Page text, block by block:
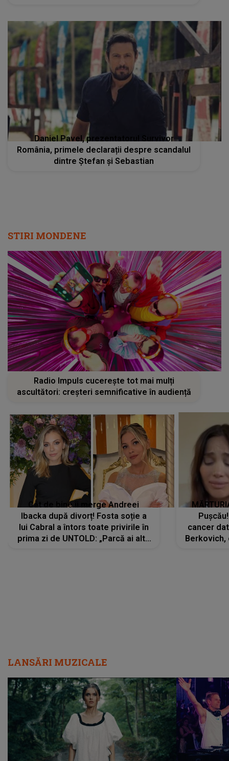
Daniel Pavel, prezentatorul Survivor
România, primele declarații despre scandalul
dintre Ștefan și Sebastian
STIRI MONDENE
Radio Impuls cucerește tot mai mulți
ascultători: creșteri semnificative în audiență
Cât de bine îi merge Andreei
Ibacka după divorț! Fosta soție a
lui Cabral a întors toate privirile în
prima zi de UNTOLD: „Parcă ai altă
cancer
LANSĂRI MUZICALE